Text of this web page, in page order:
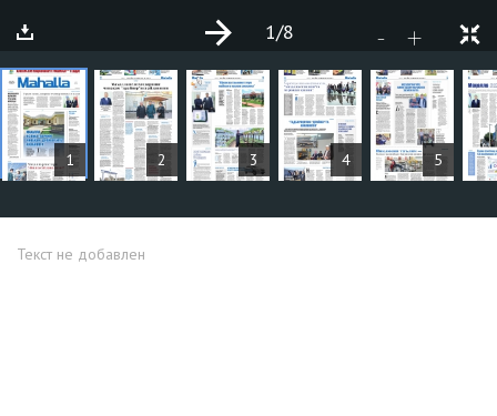
1 2 3 4 5
- +
1/8
СТАТЬИ
Текст не добавлен